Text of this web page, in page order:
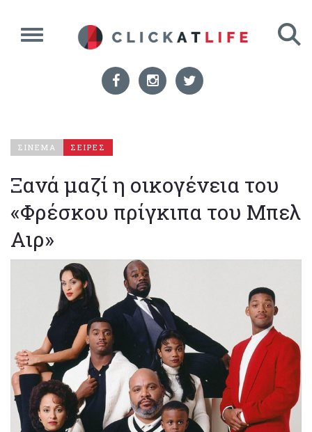
ΣΙΝΕΜΑ ΣΕΙΡΕΣ
Ξανά μαζί η οικογένεια του
«Φρέσκου πρίγκιπα του Μπελ
Αιρ»